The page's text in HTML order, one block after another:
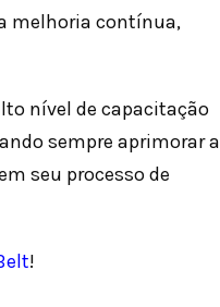
melhoria contínua,
nível de capacitação
sempre aprimorar a
seu processo de
!